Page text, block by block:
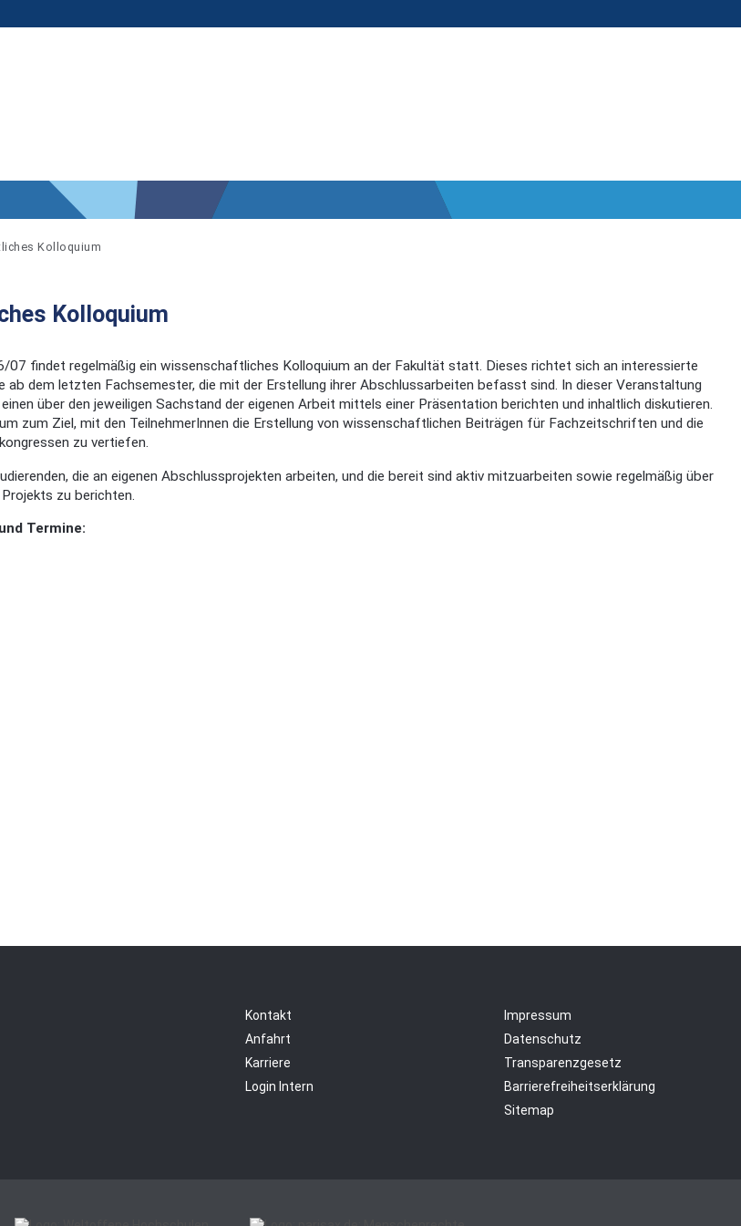
Kolloquium
Kolloquium
findet regelmäßig ein wissenschaftliches Kolloquium an der Fakultät statt. Dieses richtet sich an interessierte
ab dem letzten Fachsemester, die mit der Erstellung ihrer Abschlussarbeiten befasst sind. In dieser Veranstaltung
über den jeweiligen Sachstand der eigenen Arbeit mittels einer Präsentation berichten und inhaltlich diskutieren.
zum Ziel, mit den TeilnehmerInnen die Erstellung von wissenschaftlichen Beiträgen für Fachzeitschriften und die
zu vertiefen.
die an eigenen Abschlussprojekten arbeiten, und die bereit sind aktiv mitzuarbeiten sowie regelmäßig über
zu berichten.
Termine:
Kontakt
Anfahrt
Karriere
Login Intern
Impressum
Datenschutz
Transparenzgesetz
Barrierefreiheitserklärung
Sitemap